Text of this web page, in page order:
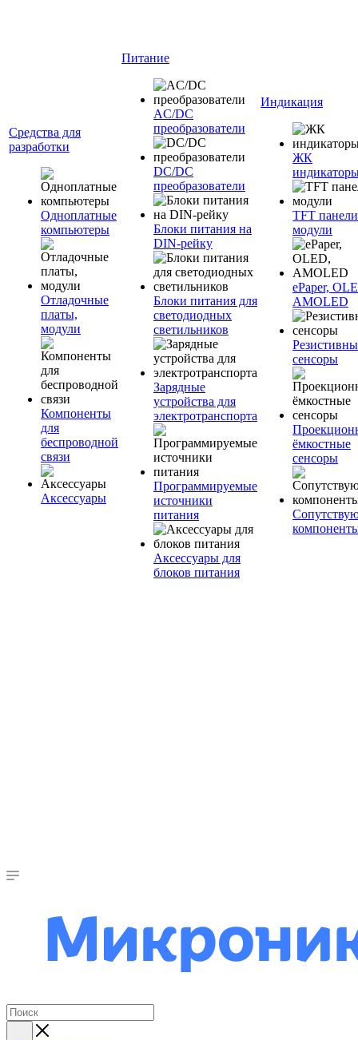
Средства для
разработки
Одноплатные
компьютеры
Отладочные
платы,
модули
Компоненты
для
беспроводной
связи
Аксессуары
Питание
AC/DC
преобразователи
DC/DC
преобразователи
Блоки питания на
DIN-рейку
Блоки питания для
светодиодных
светильников
Зарядные
устройства для
электротранспорта
Программируемые
источники
питания
Аксессуары для
блоков питания
Индикация
ЖК
TFT
модули
ePaper,
AMOLED
сенсоры
ёмкостные
сенсоры